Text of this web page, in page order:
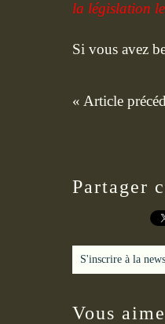
la législation
Si vous avez
« Article
Partager
S'inscrire à la
Vous